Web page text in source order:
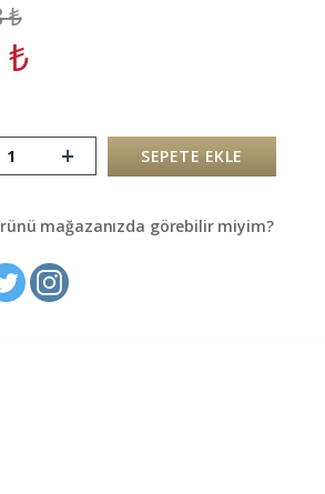
₺
₺
+ SEPETE EKLE
mağazanızda görebilir miyim?